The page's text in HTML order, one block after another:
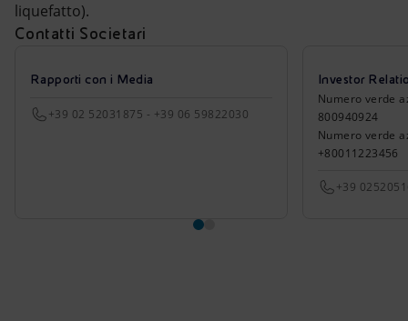
liquefatto).
Contatti Societari
Rapporti con i Media
+39 02 52031875 - +39 06 59822030
Investor
Numero verde
800940924
Numero verde
+80011223456
+39